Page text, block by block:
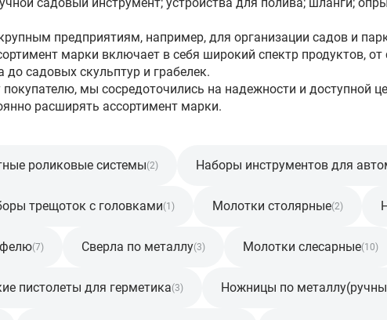
предприятиям, например, для организации садов и
марки включает в себя широкий спектр продуктов,
до садовых скульптур и грабелек.
мы сосредоточились на надежности и доступной
расширять ассортимент марки.
роликовые системы(2) Наборы инструментов для
трещоток с головками(1) Молотки столярные(2)
(7) Сверла по металлу(3) Молотки слесарные(10)
пистолеты для герметика(3) Ножницы по